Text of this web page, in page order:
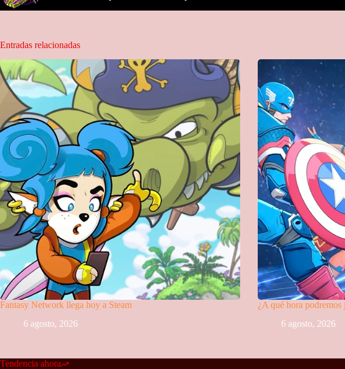
Entradas relacionadas
Fantasy Network llega hoy a Steam
6 agosto, 2026
¿A qué hora
6 agosto, 2026
Tendencia ahora